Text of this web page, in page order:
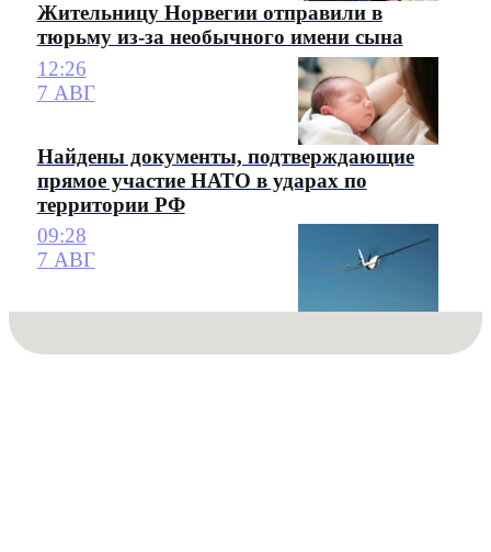
Жительницу Норвегии отправили в
тюрьму из-за необычного имени сына
12:26
7 АВГ
Найдены документы, подтверждающие
прямое участие НАТО в ударах по
территории РФ
09:28
7 АВГ